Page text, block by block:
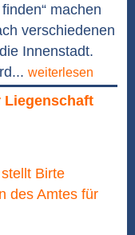
machen
verschiedenen
Innenstadt.
weiterlesen
Liegenschaft